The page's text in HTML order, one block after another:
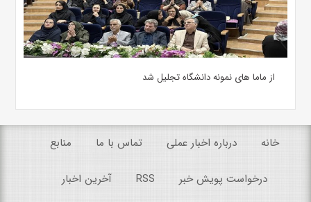
از ماما های نمونه دانشگاه تجلیل شد
خانه درباره اخبار عملی تماس با ما منابع
درخواست پویش خبر RSS آخرین اخبار